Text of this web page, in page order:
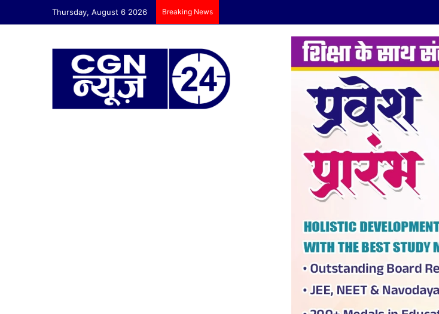
Thursday, August 6 2026 Breaking News